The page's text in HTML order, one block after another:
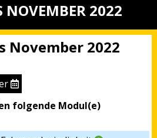
NOVEMBER 2022
November 2022
folgende Modul(e)